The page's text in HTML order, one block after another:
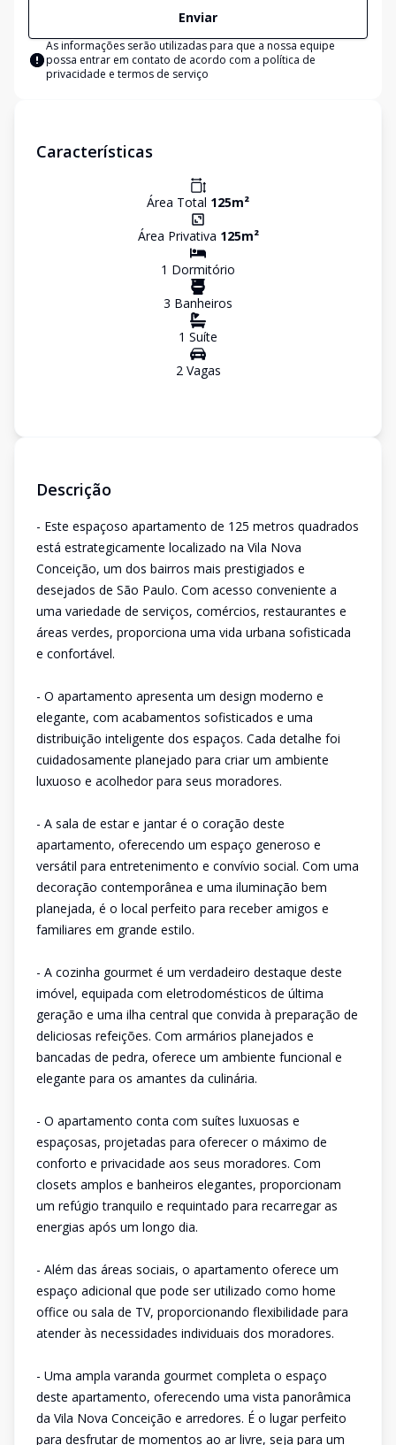
Enviar
As informações serão utilizadas para que a nossa equipe
possa entrar em contato de acordo com a política de
privacidade e termos de serviço
Características
Área Total 125m²
Área Privativa 125m²
1 Dormitório
3 Banheiros
1 Suíte
2Vagas
Descrição
- Este espaçoso apartamento de 125 metros quadrados
está estrategicamente localizado na Vila Nova
Conceição, um dos bairros mais prestigiados e
desejados de São Paulo. Com acesso conveniente a
uma variedade de serviços, comércios, restaurantes e
áreas verdes, proporciona uma vida urbana sofisticada
e confortável.
- O apartamento apresenta um design moderno e
elegante, com acabamentos sofisticados e uma
distribuição inteligente dos espaços. Cada detalhe foi
cuidadosamente planejado para criar um ambiente
luxuoso e acolhedor para seus moradores.
- A sala de estar e jantar é o coração deste
apartamento, oferecendo um espaço generoso e
versátil para entretenimento e convívio social. Com uma
decoração contemporânea e uma iluminação bem
planejada, é o local perfeito para receber amigos e
familiares em grande estilo.
- A cozinha gourmet é um verdadeiro destaque deste
imóvel, equipada com eletrodomésticos de última
geração e uma ilha central que convida à preparação de
deliciosas refeições. Com armários planejados e
bancadas de pedra, oferece um ambiente funcional e
elegante para os amantes da culinária.
- O apartamento conta com suítes luxuosas e
espaçosas, projetadas para oferecer o máximo de
conforto e privacidade aos seus moradores. Com
closets amplos e banheiros elegantes, proporcionam
um refúgio tranquilo e requintado para recarregar as
energias após um longo dia.
- Além das áreas sociais, o apartamento oferece um
espaço adicional que pode ser utilizado como home
office ou sala de TV, proporcionando flexibilidade para
atender às necessidades individuais dos moradores.
- Uma ampla varanda gourmet completa o espaço
deste apartamento, oferecendo uma vista panorâmica
da Vila Nova Conceição e arredores. É o lugar perfeito
para desfrutar de momentos ao ar livre, seja para um